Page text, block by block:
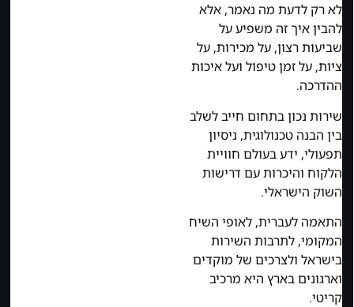
לא רק לדעת מה נאמר, אלא
להבין איך זה משפיע על
שביעות רצון, על מכירות, על
ציות, על זמן טיפול ועל איכות
ההדרכה.
שירות נכון בתחום חייב לשלב
בין הבנה טכנולוגית, ניסיון
תפעולי, ידע בעולם חוויית
הלקוח והיכרות עם דרישות
השוק הישראלי.
התאמה לעברית, לאופי השיח
המקומי, לתרבות השירות
בישראל ולצרכים של מוקדים
וארגונים בארץ היא מרכיב
קריטי.